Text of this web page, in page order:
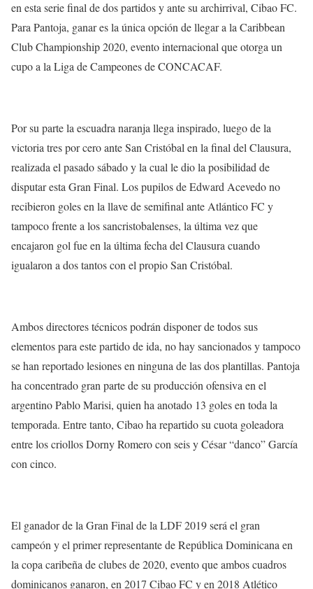
en esta serie final de dos partidos y ante su archirrival, Cibao FC.
Para Pantoja, ganar es la única opción de llegar a la Caribbean
Club Championship 2020, evento internacional que otorga un
cupo a la Liga de Campeones de CONCACAF.
Por su parte la escuadra naranja llega inspirado, luego de la
victoria tres por cero ante San Cristóbal en la final del Clausura,
realizada el pasado sábado y la cual le dio la posibilidad de
disputar esta Gran Final. Los pupilos de Edward Acevedo no
recibieron goles en la llave de semifinal ante Atlántico FC y
tampoco frente a los sancristobalenses, la última vez que
encajaron gol fue en la última fecha del Clausura cuando
igualaron a dos tantos con el propio San Cristóbal.
Ambos directores técnicos podrán disponer de todos sus
elementos para este partido de ida, no hay sancionados y tampoco
se han reportado lesiones en ninguna de las dos plantillas. Pantoja
ha concentrado gran parte de su producción ofensiva en el
argentino Pablo Marisi, quien ha anotado 13 goles en toda la
temporada. Entre tanto, Cibao ha repartido su cuota goleadora
entre los criollos Dorny Romero con seis y César “danco” García
con cinco.
El ganador de la Gran Final de la LDF 2019 será el gran
campeón y el primer representante de República Dominicana en
la copa caribeña de clubes de 2020, evento que ambos cuadros
dominicanos ganaron, en 2017 Cibao FC y en 2018 Atlético